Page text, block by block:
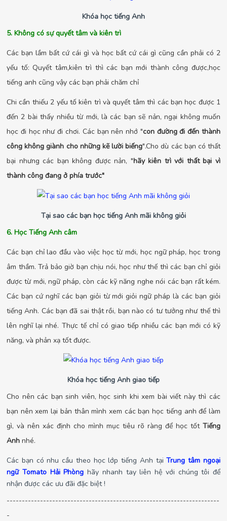
Khóa học tiếng Anh
5. Không có sự quyết tâm và kiên trì
Các bạn lầm bất cứ cái gì và học bất cứ cái gì cũng cần phải có 2
yếu tố: Quyết tâm,kiên trì thì các bạn mới thành công được,học
tiếng anh cũng vậy các bạn phải chăm chỉ
Chi cần thiếu 2 yếu tố kiên trì và quyết tâm thì các bạn học được 1
đến 2 bài thấy nhiều từ mới, là các bạn sẽ nản, ngại không muốn
học đi học như đi chơi. Các bạn nên nhớ "con đường đi đến thành
công không giành cho những kẽ lười biếng".Cho dù các bạn có thất
bại nhưng các bạn không được nản, "hãy kiên trì với thất bại vì
thành công đang ở phía trước"
Tại sao các bạn học tiếng Anh mãi không giỏi
6. Học Tiếng Anh câm
Các bạn chỉ lao đầu vào việc học từ mới, học ngữ pháp, học trong
âm thầm. Trả bảo giờ bạn chịu nói, học như thế thì các bạn chỉ giỏi
được từ mới, ngữ pháp, còn các kỹ năng nghe nói các bạn rất kém.
Các bạn cứ nghĩ các bạn giỏi từ mới giỏi ngữ pháp là các bạn giỏi
tiếng Anh. Các bạn đã sai thật rồi, bạn nào có tư tưởng như thế thì
lên nghĩ lại nhé. Thực tế chỉ có giao tiếp nhiều các bạn mới có kỹ
năng, và phản xạ tốt được.
Khóa học tiếng Anh giao tiếp
Cho nên các bạn sinh viên, học sinh khi xem bài viết này thì các
bạn nên xem lại bản thân mình xem các bạn học tiếng anh để làm
gì, và nên xác định cho mình mục tiêu rõ ràng để học tốt Tiếng
Anh nhé.
Các bạn có nhu cầu theo học lớp tiếng Anh tại Trung tâm ngoại
ngữ Tomato Hải Phòng hãy nhanh tay liên hệ với chúng tôi để
nhận được các ưu đãi đặc biệt !
----------------------------------------------------------------------
-